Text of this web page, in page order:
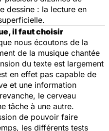
dessine : la lecture en
il faut choisir
nous écoutons de la
de la musique chantée
du texte est largement
en effet pas capable de
et une information
le cerveau
tâche à une autre.
de pouvoir faire
les différents tests